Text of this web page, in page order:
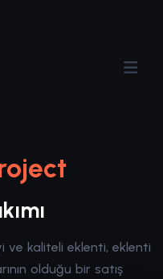
ve kaliteli eklenti, eklenti
olduğu bir satış